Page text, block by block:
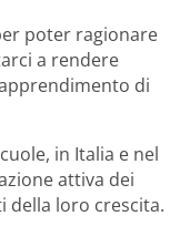
poter ragionare
a rendere
di
in Italia e nel
attiva dei
della loro crescita.